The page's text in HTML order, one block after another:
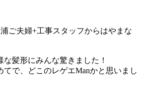
ご夫婦+工事スタッフからはやまな
髪形にみんな驚きました！
てで、どこのレゲエManかと思いまし